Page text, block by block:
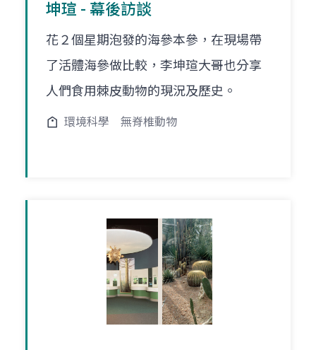
坤瑄 - 幕後訪談
花２個星期泡發的海參本參，在現場帶
了活體海參做比較，李坤瑄大哥也分享
人們食用棘皮動物的現況及歷史。
環境科學 無脊椎動物